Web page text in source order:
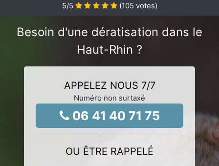
5/5 (105 votes)
Besoin d'une dératisation dans le
Haut-Rhin ?
APPELEZ NOUS 7/7
Numéro non surtaxé
06 41 40 71 75
OU ÊTRE RAPPELÉ